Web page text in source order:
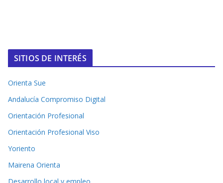
SITIOS DE INTERÉS
Orienta Sue
Andalucía Compromiso Digital
Orientación Profesional
Orientación Profesional Viso
Yoriento
Mairena Orienta